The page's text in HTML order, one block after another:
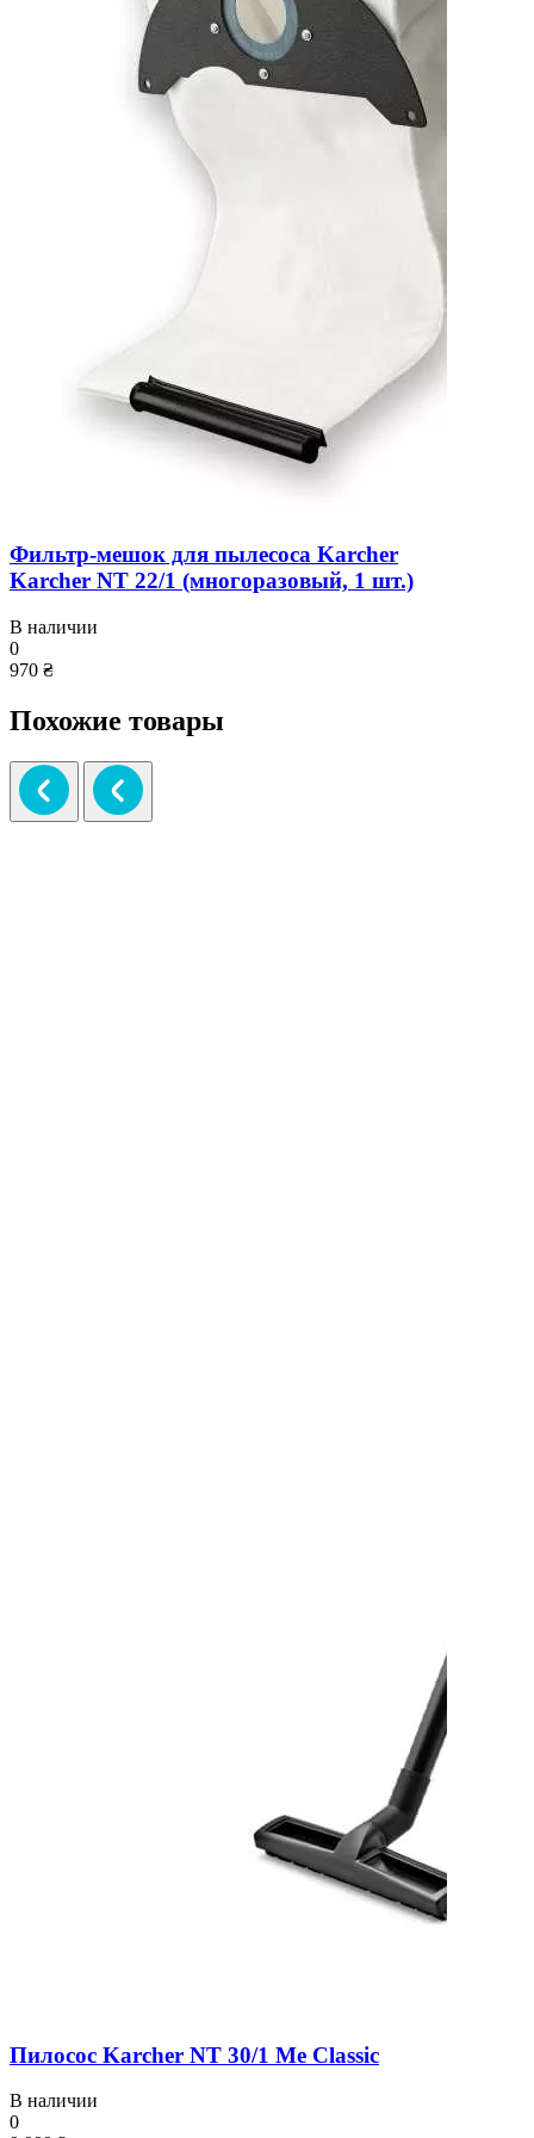
Фильтр-мешок для пылесоса Karcher
Karcher NT 22/1 (многоразовый, 1 шт.)
В наличии
0
970 ₴
Похожие товары
Пилосос Karcher NT 30/1 Me Classic
В наличии
0